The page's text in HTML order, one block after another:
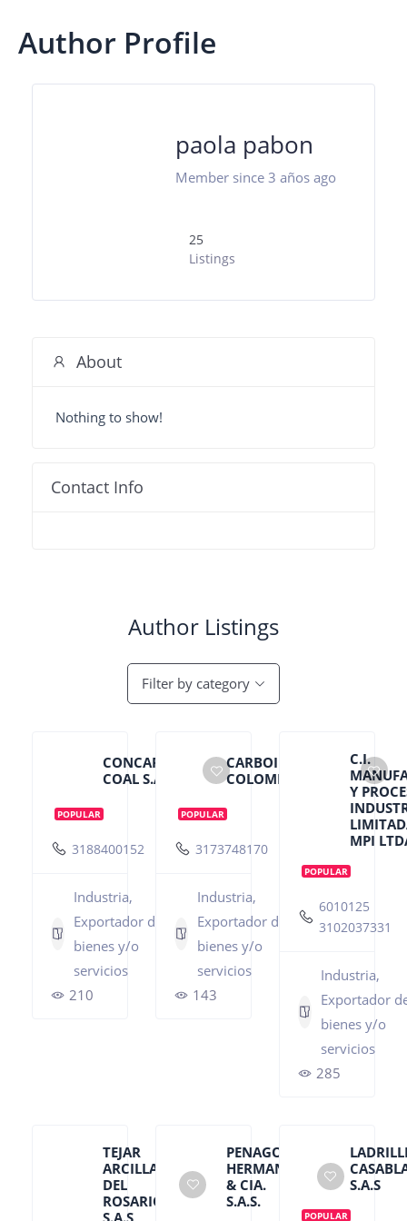
Author Profile
paola pabon
Member since 3 años ago
25
Listings
About
Nothing to show!
Contact Info
Author Listings
Filter by category
CONCARMIN
COAL S.A.S
POPULAR
3188400152
Industria,
Exportador de
bienes y/o
servicios
210
CARBOINDUSTRIA
COLOMBIA S.A.S
POPULAR
3173748170
Industria,
Exportador de
bienes y/o
servicios
143
C.I.
Y
MPI
POPULAR
6010125
3102037331
Industria,
Exportador
bienes y/o
servicios
285
TEJAR
ARCILLAS
DEL
ROSARIO
S.A.S
PENAGOS
HERMANOS
& CIA.
S.A.S.
S.A.S
POPULAR